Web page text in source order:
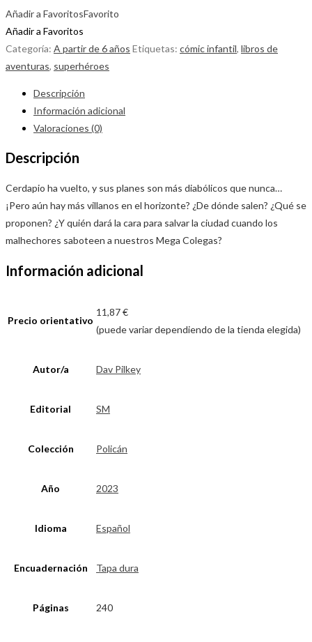
Añadir a FavoritosFavorito
Añadir a Favoritos
Categoría: A partir de 6 años Etiquetas: cómic infantil, libros de
aventuras, superhéroes
Descripción
Información adicional
Valoraciones (0)
Descripción
Cerdapio ha vuelto, y sus planes son más diabólicos que nunca…
¡Pero aún hay más villanos en el horizonte? ¿De dónde salen? ¿Qué se
proponen? ¿Y quién dará la cara para salvar la ciudad cuando los
malhechores saboteen a nuestros Mega Colegas?
Información adicional
Precio orientativo
11,87 €
(puede variar dependiendo de la tienda elegida)
Autor/a Dav Pilkey
Editorial SM
Colección Policán
Año 2023
Idioma Español
Encuadernación Tapa dura
Páginas 240